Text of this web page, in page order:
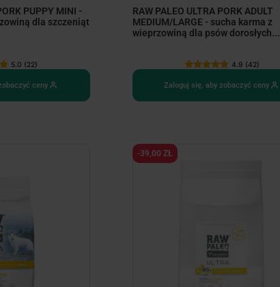
PUPPY MINI -
dla szczeniąt
5.0 (22)
ceny
RAW PALEO ULTRA PORK ADULT
MEDIUM/LARGE - sucha karma z
wieprzowiną dla psów dorosłych...
4.9 (42)
Zaloguj się, aby zobaczyć ceny
-39,00 ZŁ